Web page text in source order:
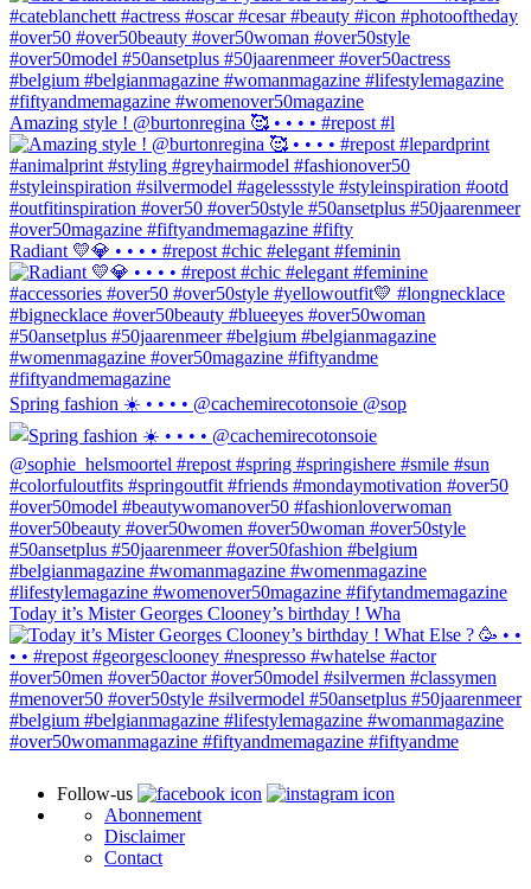
Amazing style ! @burtonregina 🥰 • • • • #repost #l
Radiant 💛💎 • • • • #repost #chic #elegant #feminin
Spring fashion ☀️ • • • • @cachemirecotonsoie @sop
Today it’s Mister Georges Clooney’s birthday ! Wha
Follow-us
Abonnement
Disclaimer
Contact